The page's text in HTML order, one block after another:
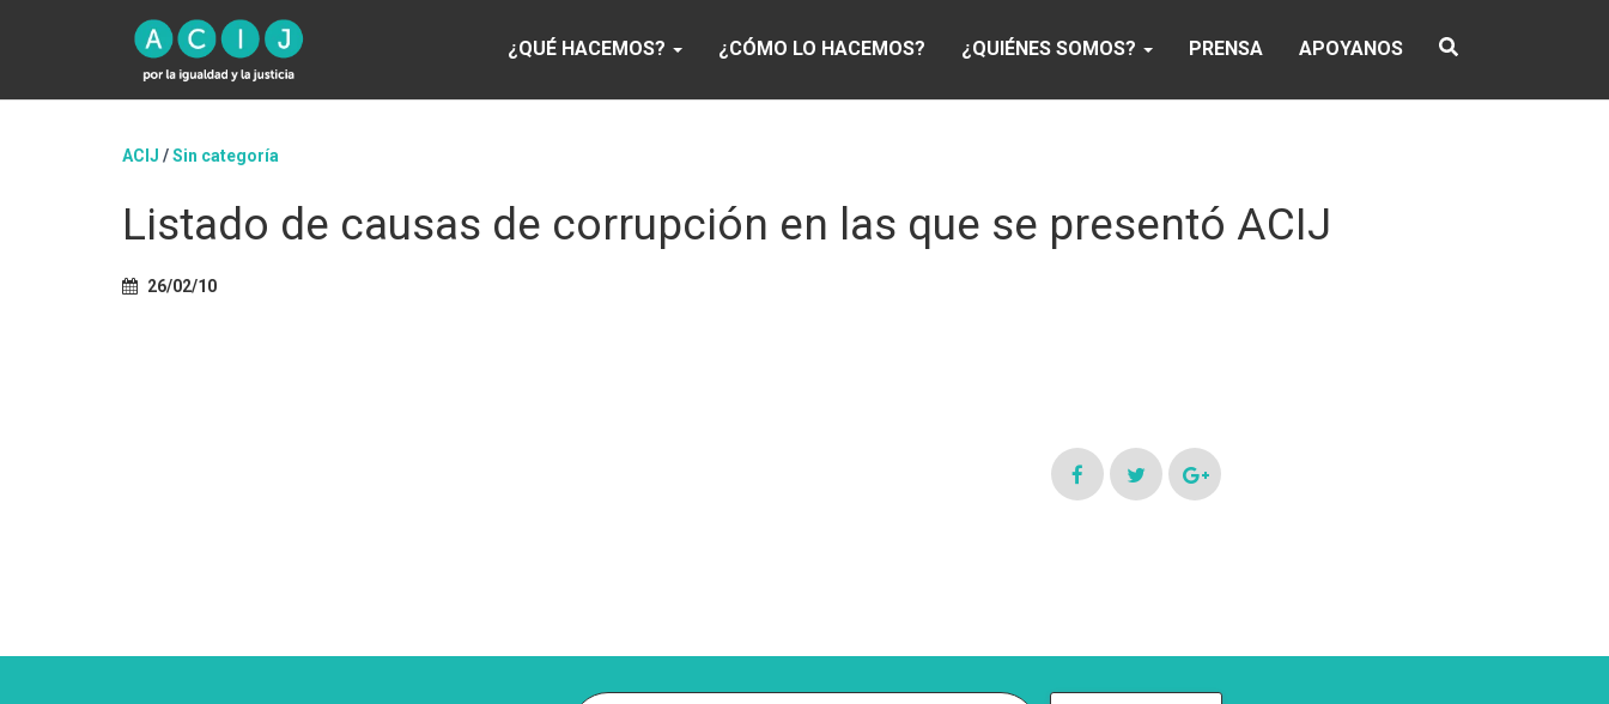
¿QUÉ HACEMOS? ¿CÓMO LO HACEMOS? ¿QUIÉNES SOMOS? PRENSA APOYANOS
ACIJ /Sin categoría
Listado de causas de corrupción en las que se presentó ACIJ
26/02/10